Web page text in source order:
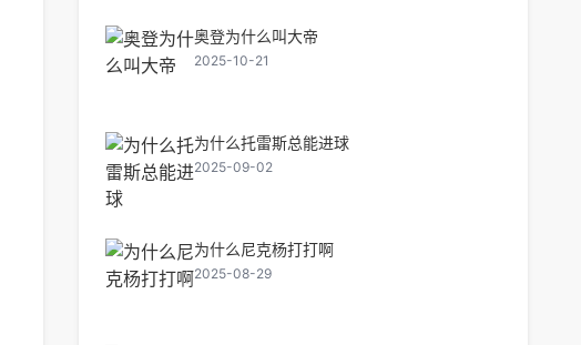
奥登为什么叫大帝
2025-10-21
为什么托雷斯总能进球
2025-09-02
为什么尼克杨打打啊
2025-08-29